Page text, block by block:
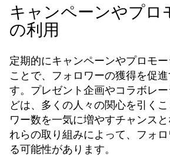
キャンペーンやプロ
の利用
定期的にキャンペーンやプロモ
ことで、フォロワーの獲得を促
す。プレゼント企画やコラボレ
どは、多くの人々の関心を引く
ワー数を一気に増やすチャンス
れらの取り組みによって、フォ
る可能性があります。